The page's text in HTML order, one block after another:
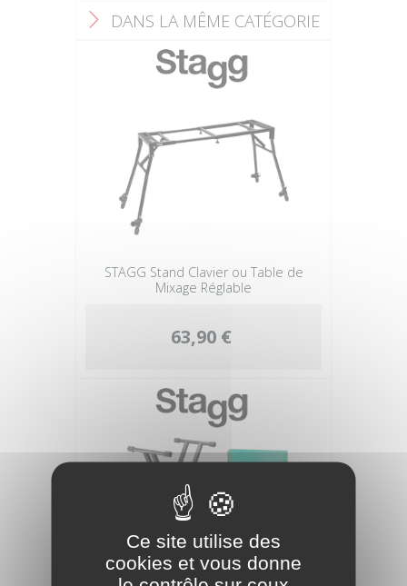
F DANS LA MÊME CATÉGORIE
STAGG Stand Clavier ou Table de
Mixage Réglable
63,90 €
Ce site utilise des
cookies et vous donne